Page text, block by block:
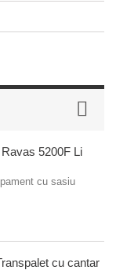
5200F Li
cu sasiu
cu cantar